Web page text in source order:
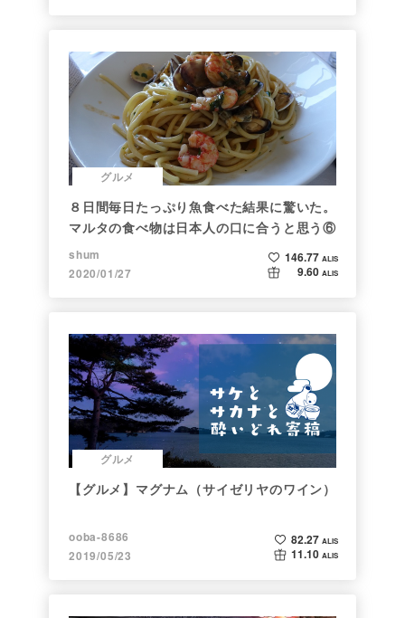
グルメ
８日間毎日たっぷり魚食べた結果に驚いた。
マルタの食べ物は日本人の口に合うと思う⑥
shum
2020/01/27
146.77 ALIS
9.60 ALIS
グルメ
【グルメ】マグナム（サイゼリヤのワイン）
ooba-8686
2019/05/23
82.27 ALIS
11.10 ALIS